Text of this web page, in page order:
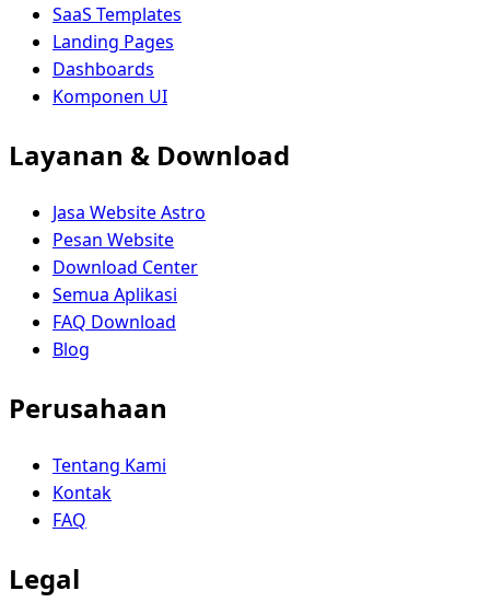
SaaS Templates
Landing Pages
Dashboards
Komponen UI
Layanan & Download
Jasa Website Astro
Pesan Website
Download Center
Semua Aplikasi
FAQ Download
Blog
Perusahaan
Tentang Kami
Kontak
FAQ
Legal